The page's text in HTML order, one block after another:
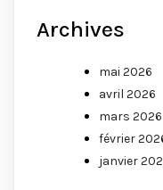
Archives
mai 2026
avril 2026
mars 2026
février
janvier